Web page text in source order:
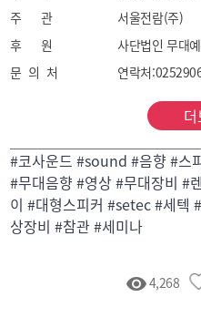
주 관
서울전람(주)
후 원
사단법인 무대
문 의 처
#코사운드 #sound #음향 #스
#무대음향 #영상 #무대장비 #
이 #대형스피커 #setec #세텍
상장비 #참관 #세미나
4,268